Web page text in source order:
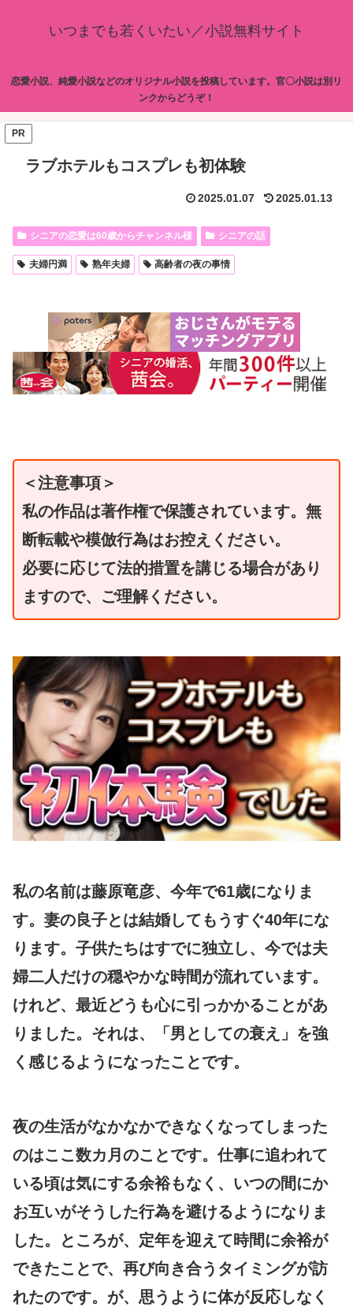
いつまでも若くいたい／小説無料サイト
恋愛小説、純愛小説などのオリジナル小説を投稿しています。官〇小説は別リ
ンクからどうぞ！
PR
ラブホテルもコスプレも初体験
2025.01.07 2025.01.13
シニアの恋愛は60歳からチャンネル様 シニアの話
夫婦円満 熟年夫婦 高齢者の夜の事情
＜注意事項＞
私の作品は著作権で保護されています。無
断転載や模倣行為はお控えください。
必要に応じて法的措置を講じる場合があり
ますので、ご理解ください。
私の名前は藤原竜彦、今年で61歳になりま
す。妻の良子とは結婚してもうすぐ40年にな
ります。子供たちはすでに独立し、今では夫
婦二人だけの穏やかな時間が流れています。
けれど、最近どうも心に引っかかることがあ
りました。それは、「男としての衰え」を強
く感じるようになったことです。
夜の生活がなかなかできなくなってしまった
のはここ数カ月のことです。仕事に追われて
いる頃は気にする余裕もなく、いつの間にか
お互いがそうした行為を避けるようになりま
した。ところが、定年を迎えて時間に余裕が
できたことで、再び向き合うタイミングが訪
れたのです。が、思うように体が反応しなく